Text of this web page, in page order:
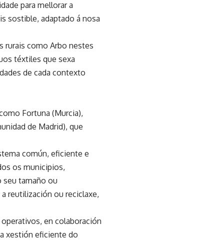
para mellorar a
sostible, adaptado á nosa
rurais como Arbo nestes
téxtiles que sexa
de cada contexto
Fortuna (Murcia),
de Madrid), que
común, eficiente e
os municipios,
tamaño ou
reutilización ou reciclaxe,
en colaboración
xestión eficiente do